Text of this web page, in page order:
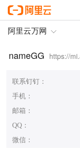
nameGG https://
联系钉钉：
手机：
邮箱：
QQ：
微信：